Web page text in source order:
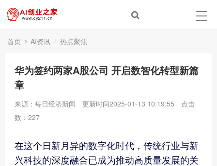
首页 AI资讯 热点聚焦
华为签约两家A股公司 开启数智化转型新篇
章
来源：每日经济新闻 更新时间2025-01-13 10:19:55
点击
数： 227
在这个日新月异的数字化时代，传统行业与新
兴科技的深度融合已成为推动高质量发展的关